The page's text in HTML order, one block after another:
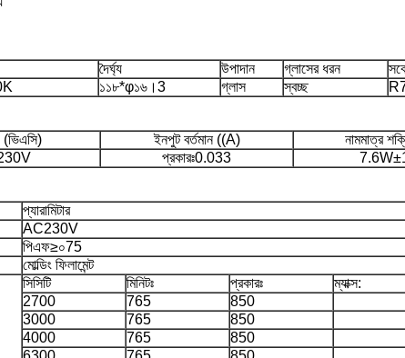
দৈর্ঘ্য উপাদান গ্লাসের ধরন
১১৮*φ১৬।3 গ্লাস স্বচ্ছ
(ভিএসি)
ইনপুট বর্তমান ((A)
নামমাত্র
প্রকারঃ0.033
প্যারামিটার
AC230V
পিএফ≥০75
মোল্ডিং ফিলামেন্ট
সিসিটি মিনিটঃ প্রকারঃ ম্যাক্স:
2700
765
850
3000
765
850
4000
765
850